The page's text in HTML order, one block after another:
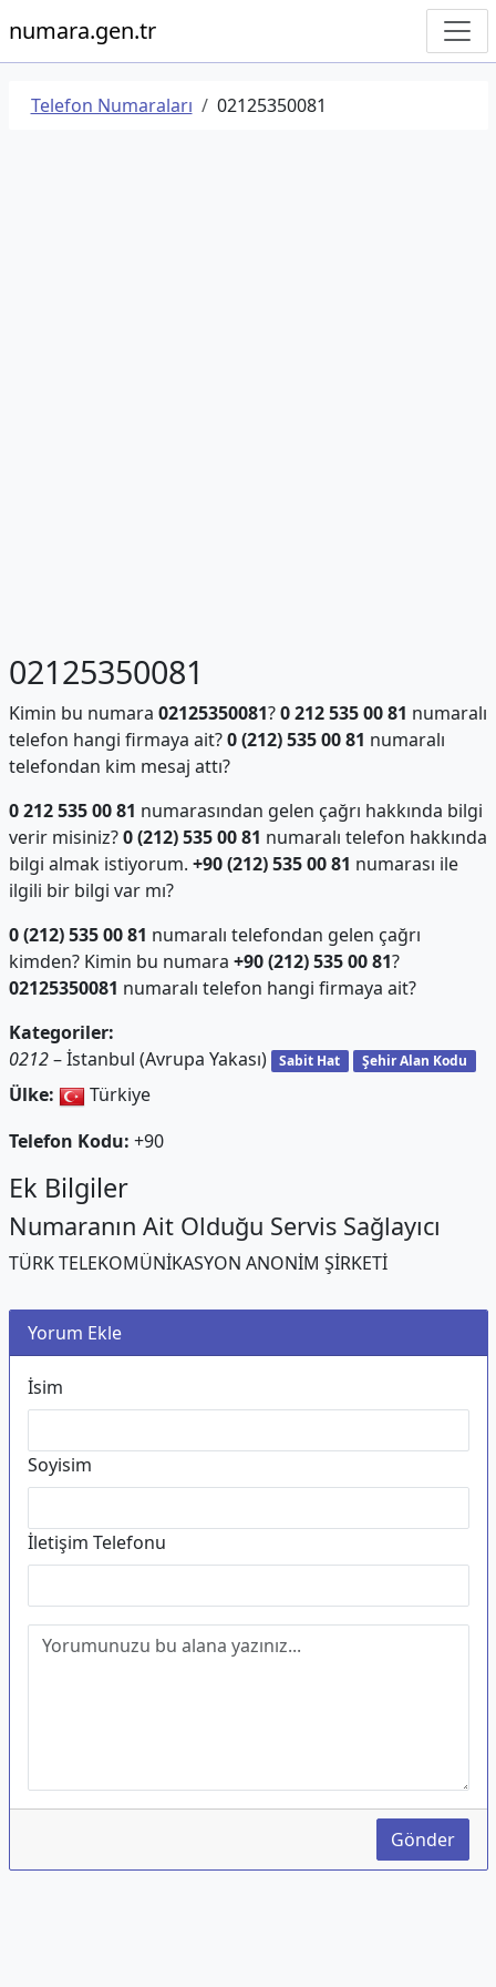
numara.gen.tr
Telefon Numaraları 02125350081
02125350081
Kimin bu numara 02125350081?0 212 535 00 81 numaralı
telefon hangi firmaya ait?0 (212) 535 00 81 numaralı
telefondan kim mesaj attı?
0 212 535 00 81 numarasından gelen çağrı hakkında bilgi
verir misiniz?0 (212) 535 00 81 numaralı telefon hakkında
bilgi almak istiyorum. +90 (212) 535 00 81 numarası ile
ilgili bir bilgi var mı?
0 (212) 535 00 81 numaralı telefondan gelen çağrı
kimden? Kimin bu numara +90 (212) 535 00 81?
02125350081 numaralı telefon hangi firmaya ait?
Kategoriler:
0212– İstanbul (Avrupa Yakası) Sabit Hat Şehir Alan Kodu
Ülke:
Türkiye
Telefon Kodu: +90
Ek Bilgiler
Numaranın Ait Olduğu Servis Sağlayıcı
TÜRK TELEKOMÜNİKASYON ANONİM ŞİRKETİ
Yorum Ekle
İsim
Soyisim
İletişim Telefonu
Gönder